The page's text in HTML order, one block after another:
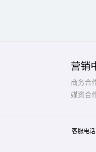
营销
商务合
媒资合
客服电